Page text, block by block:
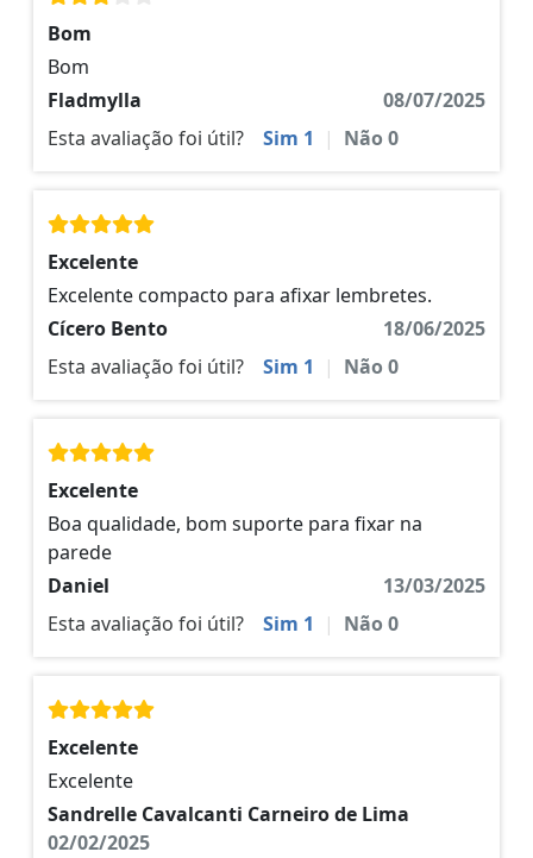
Bom
Bom
Fladmylla
08/07/2025
Esta avaliação foi útil?
Sim 1 | Não0
Excelente
Excelente compacto para afixar lembretes.
Cícero Bento
18/06/2025
Esta avaliação foi útil?
Sim 1 | Não0
Excelente
Boa qualidade, bom suporte para fixar na
parede
Daniel
13/03/2025
Esta avaliação foi útil?
Sim 1 | Não0
Excelente
Excelente
Sandrelle Cavalcanti Carneiro de Lima
02/02/2025